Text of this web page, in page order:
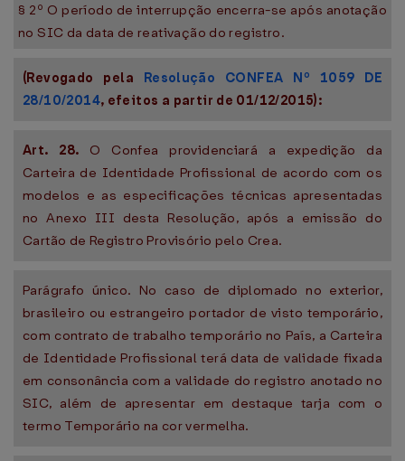
§ 2º O período de interrupção encerra-se após anotação
no SIC da data de reativação do registro.
(Revogado pela Resolução CONFEA Nº 1059 DE
28/10/2014, efeitos a partir de 01/12/2015):
Art. 28. O Confea providenciará a expedição da
Carteira de Identidade Profissional de acordo com os
modelos e as especificações técnicas apresentadas
no Anexo III desta Resolução, após a emissão do
Cartão de Registro Provisório pelo Crea.
Parágrafo único. No caso de diplomado no exterior,
brasileiro ou estrangeiro portador de visto temporário,
com contrato de trabalho temporário no País, a Carteira
de Identidade Profissional terá data de validade fixada
em consonância com a validade do registro anotado no
SIC, além de apresentar em destaque tarja com o
termo Temporário na cor vermelha.